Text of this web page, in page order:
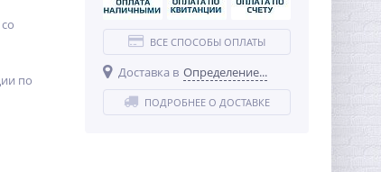
по
ВСЕ СПОСОБЫ ОПЛАТЫ
Доставка в Определение...
ПОДРОБНЕЕ О ДОСТАВКЕ